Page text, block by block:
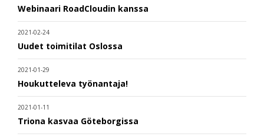
Webinaari RoadCloudin kanssa
2021-02-24
Uudet toimitilat Oslossa
2021-01-29
Houkutteleva työnantaja!
2021-01-11
Triona kasvaa Göteborgissa